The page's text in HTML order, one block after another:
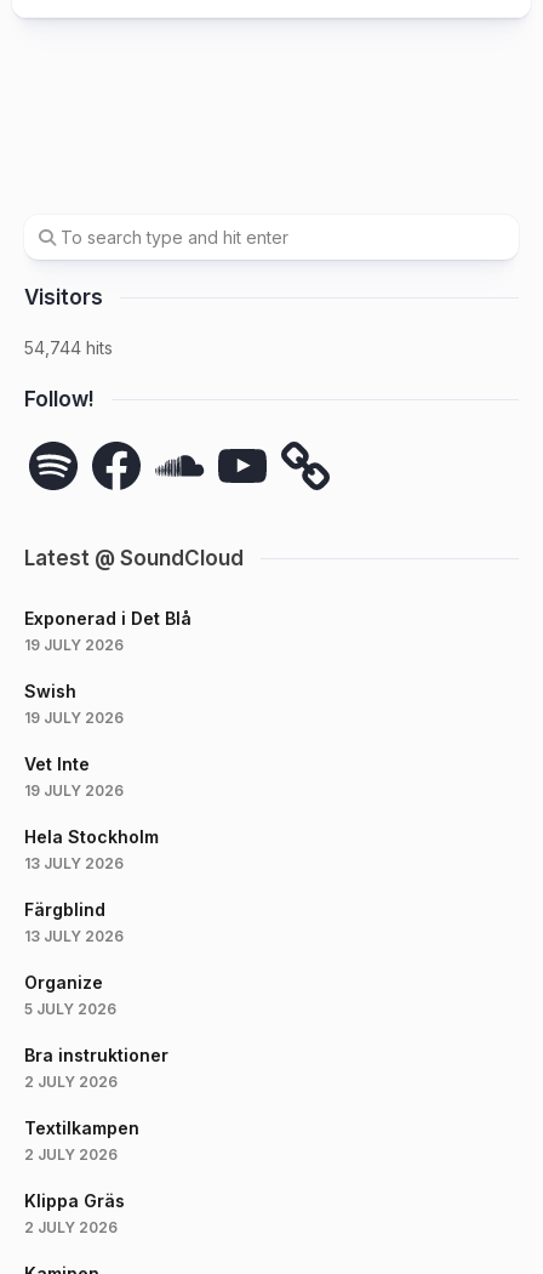
Visitors
54,744 hits
Follow!
Spotify FacebookSoundCloudYouTube
Latest @ SoundCloud
Exponerad i Det Blå
19 JULY 2026
Swish
19 JULY 2026
Vet Inte
19 JULY 2026
Hela Stockholm
13 JULY 2026
Färgblind
13 JULY 2026
Organize
5 JULY 2026
Bra instruktioner
2 JULY 2026
Textilkampen
2 JULY 2026
Klippa Gräs
2 JULY 2026